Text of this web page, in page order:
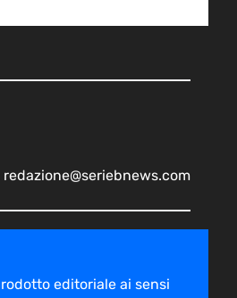
redazione@seriebnews.com
editoriale ai sensi